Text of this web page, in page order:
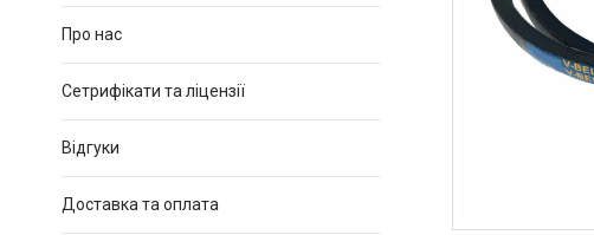
Про нас
Сетрифікати та ліцензії
Відгуки
Доставка та оплата